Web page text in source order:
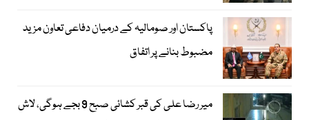
پاکستان اور صومالیہ کے درمیان دفاعی تعاون مزید
مضبوط بنانے پر اتفاق
میر رضا علی کی قبر کشائی صبح 9 بجے ہوگی، لاش